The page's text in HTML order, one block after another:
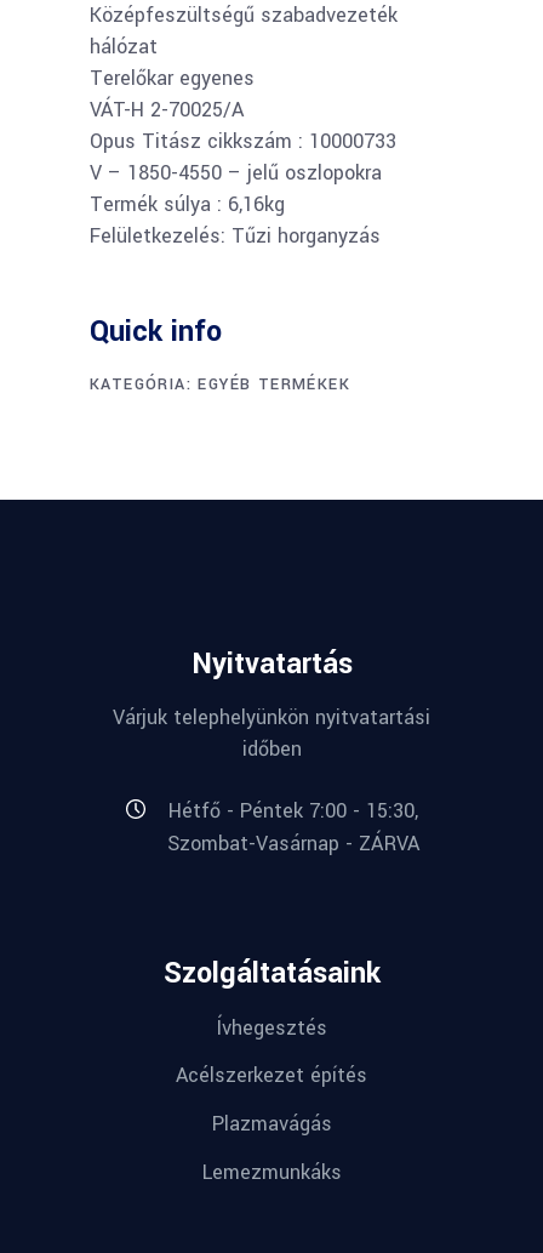
Középfeszültségű szabadvezeték
hálózat
Terelőkar egyenes
VÁT-H 2-70025/A
Opus Titász cikkszám : 10000733
V – 1850-4550 – jelű oszlopokra
Termék súlya : 6,16kg
Felületkezelés: Tűzi horganyzás
Quick info
KATEGÓRIA:EGYÉB TERMÉKEK
Nyitvatartás
Várjuk telephelyünkön nyitvatartási
időben
Hétfő - Péntek 7:00 - 15:30,
Szombat-Vasárnap - ZÁRVA
Szolgáltatásaink
Ívhegesztés
Acélszerkezet építés
Plazmavágás
Lemezmunkáks